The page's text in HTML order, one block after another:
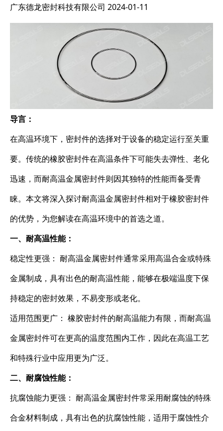
广东德龙密封科技有限公司 2024-01-11
导言：
在高温环境下，密封件的选择对于设备的稳定运行至关重
要。传统的橡胶密封件在高温条件下可能失去弹性、老化
迅速，而耐高温金属密封件则因其独特的性能而备受青
睐。本文将深入探讨耐高温金属密封件相对于橡胶密封件
的优势，为您解读在高温环境中的首选之道。
一、耐高温性能：
稳定性更强： 耐高温金属密封件通常采用高温合金或特殊
金属制成，具有出色的耐高温性能，能够在极端温度下保
持稳定的密封效果，不易变形或老化。
适用范围更广： 橡胶密封件的耐高温能力有限，而耐高温
金属密封件可在更高的温度范围内工作，因此在高温工艺
和特殊行业中应用更为广泛。
二、耐腐蚀性能：
抗腐蚀能力更强： 耐高温金属密封件常采用耐腐蚀的特殊
合金材料制成，具有出色的抗腐蚀性能，适用于腐蚀性介